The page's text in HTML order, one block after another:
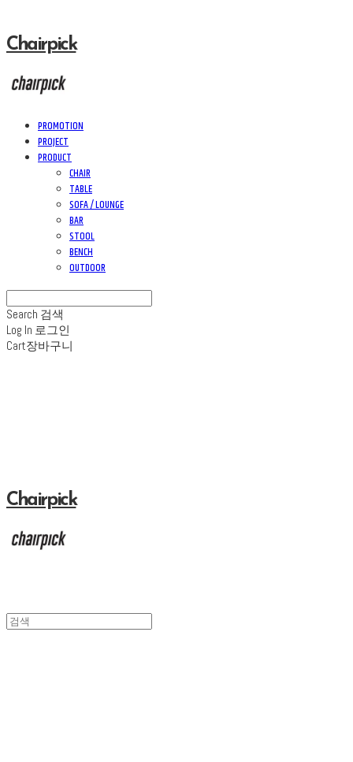
Chairpick
PROMOTION
PROJECT
PRODUCT
CHAIR
TABLE
SOFA / LOUNGE
BAR
STOOL
BENCH
OUTDOOR
Search 검색
Log In 로그인
Cart장바구니
Chairpick